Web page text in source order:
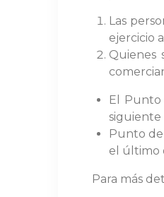
Las
ejercicio
Quienes
El Punto
siguiente
Punto de
el último
Para más